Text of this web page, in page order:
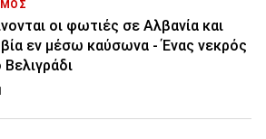
οι φωτιές σε Αλβανία και
εν μέσω καύσωνα - Ένας νεκρός
Βελιγράδι